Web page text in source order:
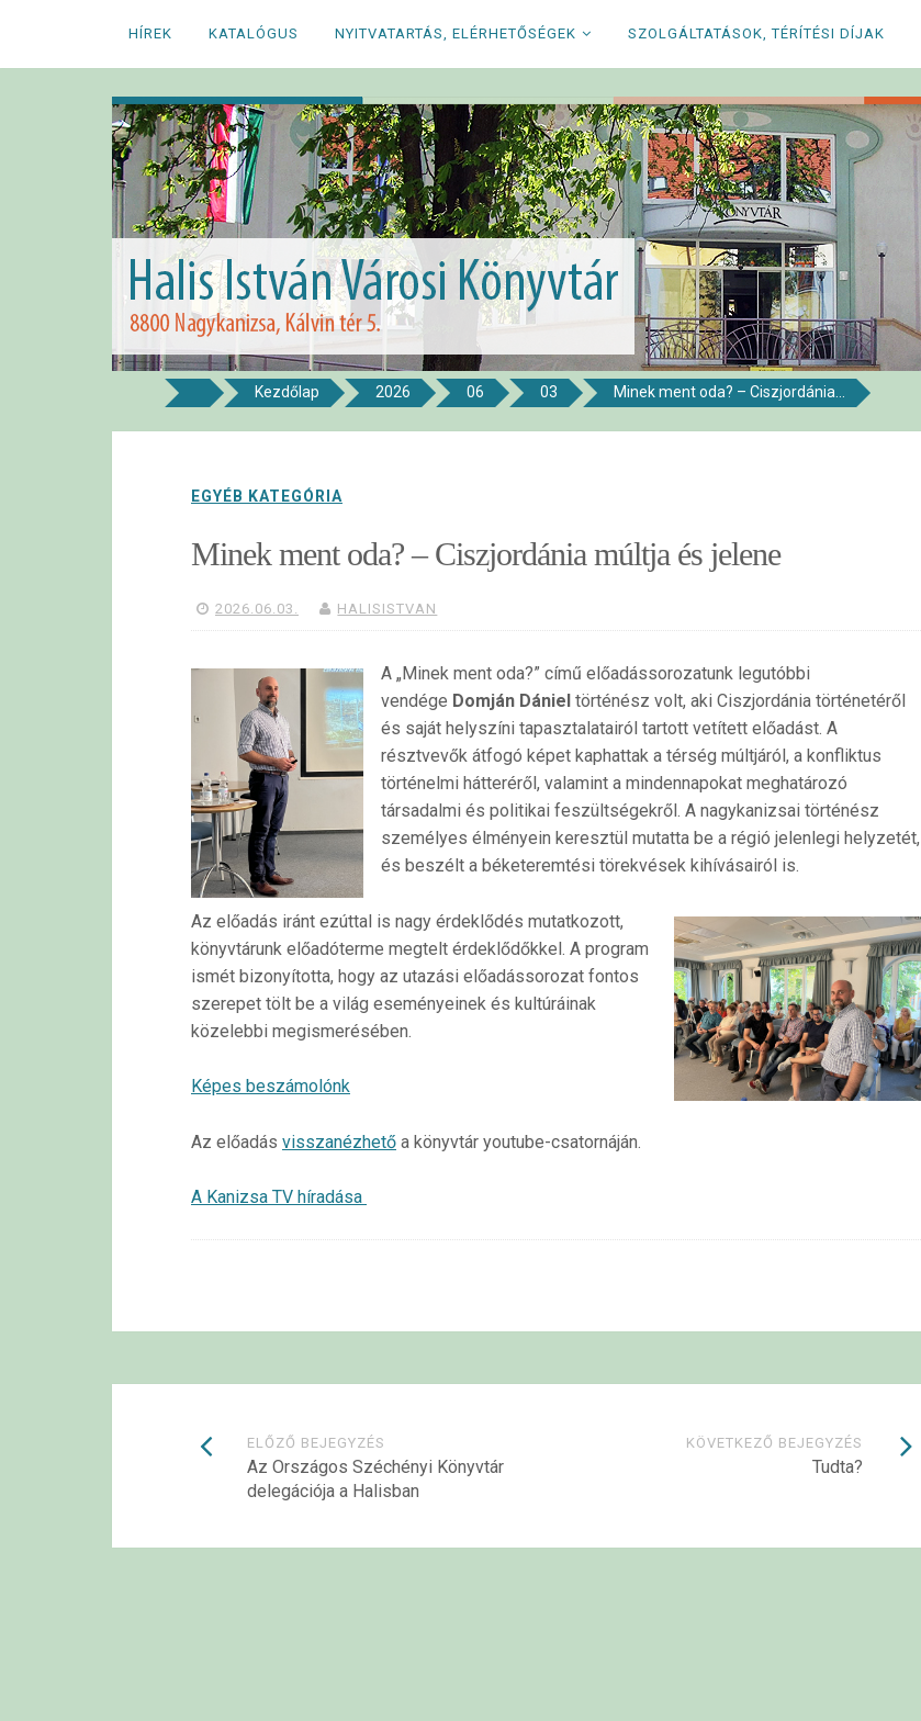
HÍREK KATALÓGUS NYITVATARTÁS, ELÉRHETŐSÉGEK SZOLGÁLTATÁSOK, TÉRÍTÉSI DÍJAK
Halis István Városi Könyvtár
Kezdőlap 2026 06 03 Minek ment oda? – Ciszjordánia...
EGYÉB KATEGÓRIA
Minek ment oda? – Ciszjordánia múltja és jelene
2026.06.03. HALISISTVAN
A „Minek ment oda?” című előadássorozatunk legutóbbi
vendége Domján Dániel történész volt, aki Ciszjordánia történetéről
és saját helyszíni tapasztalatairól tartott vetített előadást. A
résztvevők átfogó képet kaphattak a térség múltjáról, a konfliktus
történelmi hátteréről, valamint a mindennapokat meghatározó
társadalmi és politikai feszültségekről. A nagykanizsai történész
személyes élményein keresztül mutatta be a régió jelenlegi helyzetét,
és beszélt a béketeremtési törekvések kihívásairól is.
Az előadás iránt ezúttal is nagy érdeklődés mutatkozott,
könyvtárunk előadóterme megtelt érdeklődőkkel. A program
ismét bizonyította, hogy az utazási előadássorozat fontos
szerepet tölt be a világ eseményeinek és kultúráinak
közelebbi megismerésében.
Képes beszámolónk
Az előadás visszanézhető a könyvtár youtube-csatornáján.
A Kanizsa TV híradása
Bejegyzések
navigációja
ELŐZŐ BEJEGYZÉS
Az Országos Széchényi Könyvtár
delegációja a Halisban
KÖVETKEZŐ BEJEGYZÉS
Tudta?